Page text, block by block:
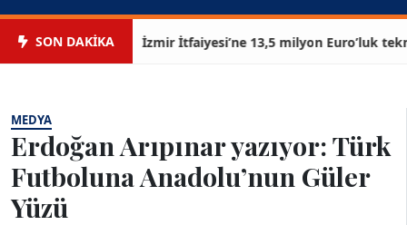
SON DAKİKAİzmir İtfaiyesi’ne 13,5 milyon Euro’luk
MEDYA
Erdoğan Arıpınar yazıyor: Türk
Futboluna Anadolu’nun Güler
Yüzü